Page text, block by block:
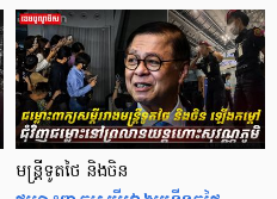
មន្ត្រីទូតថៃ និងចិន